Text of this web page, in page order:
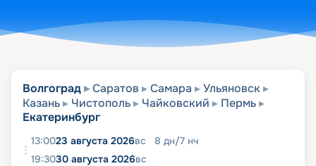
Волгоград Саратов Самара
Ульяновск
Казань
Чистополь Чайковский
Пермь
Екатеринбург
13:0023 августа 2026вс 8 дн/7 нч
19:3030 августа 2026вс